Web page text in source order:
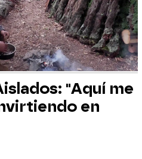
"Aquí me
en